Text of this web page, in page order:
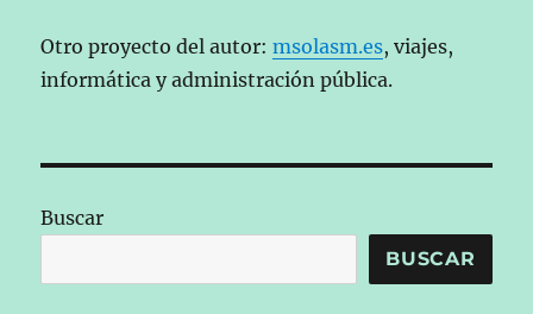
Otro proyecto del autor:msolasm.es, viajes,
informática y administración pública.
Buscar
BUSCAR